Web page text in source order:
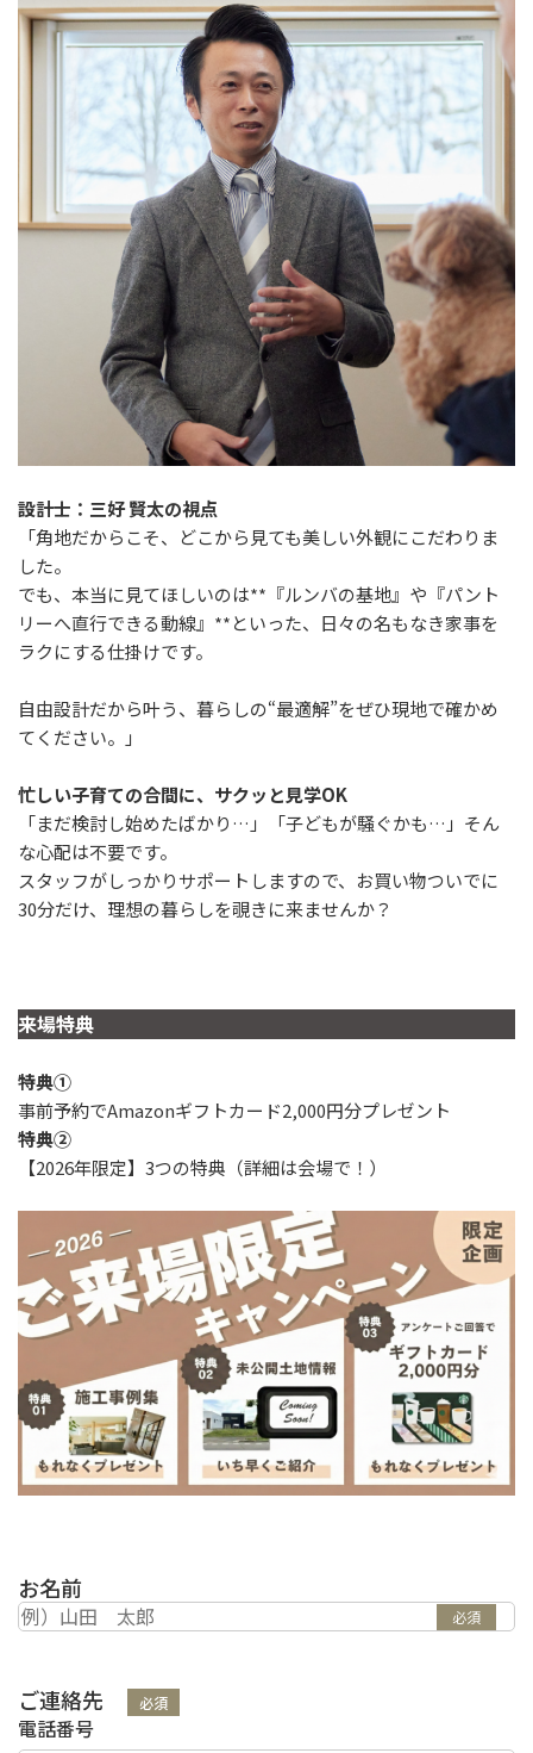
設計士：三好 賢太の視点
「角地だからこそ、どこから見ても美しい外観にこだわりま
した。
でも、本当に見てほしいのは**『ルンバの基地』や『パント
リーへ直行できる動線』**といった、日々の名もなき家事を
ラクにする仕掛けです。
自由設計だから叶う、暮らしの“最適解”をぜひ現地で確かめ
てください。」
忙しい子育ての合間に、サクッと見学OK
「まだ検討し始めたばかり…」「子どもが騒ぐかも…」そん
な心配は不要です。
スタッフがしっかりサポートしますので、お買い物ついでに
30分だけ、理想の暮らしを覗きに来ませんか？
来場特典
特典①
事前予約でAmazonギフトカード2,000円分プレゼント
特典②
【2026年限定】3つの特典（詳細は会場で！）
お名前
必須
ご連絡先 必須
電話番号